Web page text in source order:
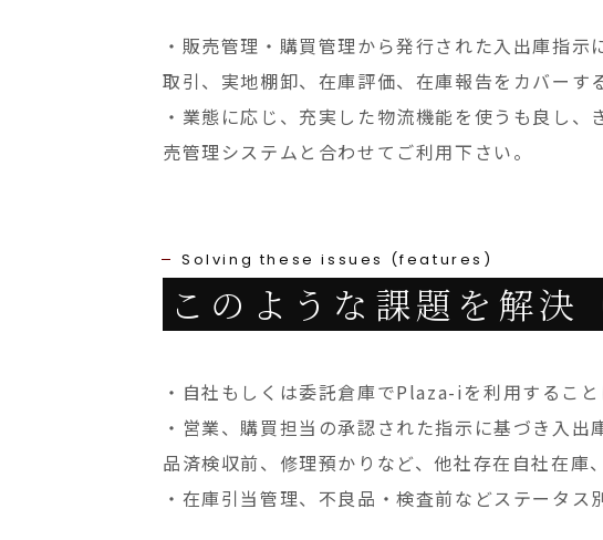
・販売管理・購買管理から発行された入出庫指
取引、実地棚卸、在庫評価、在庫報告をカバーす
・業態に応じ、充実した物流機能を使うも良し
売管理システムと合わせてご利用下さい。
Solving these issues (features)
このような課題を解決
・自社もしくは委託倉庫でPlaza-iを利用するこ
・営業、購買担当の承認された指示に基づき入出
品済検収前、修理預かりなど、他社存在自社在庫
・在庫引当管理、不良品・検査前などステータス